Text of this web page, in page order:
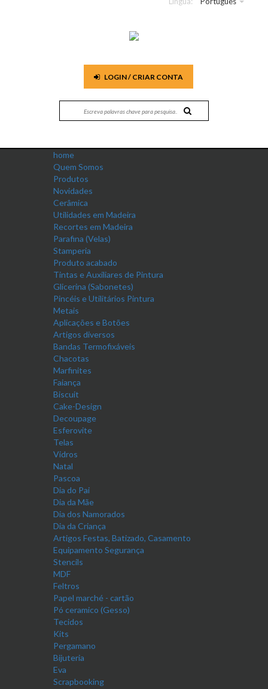
LOGIN / CRIAR CONTA
home
Quem Somos
Produtos
Novidades
Cerâmica
Utilidades em Madeira
Recortes em Madeira
Parafina (Velas)
Stamperia
Produto acabado
Tintas e Auxiliares de Pintura
Glicerina (Sabonetes)
Pincéis e Utilitários Pintura
Metais
Aplicações e Botões
Artigos diversos
Bandas Termofixáveis
Chacotas
Marfinites
Faiança
Biscuit
Cake-Design
Decoupage
Esferovite
Telas
Vidros
Natal
Pascoa
Dia do Pai
Dia da Mãe
Dia dos Namorados
Dia da Criança
Artigos Festas, Batizado, Casamento
Equipamento Segurança
Stencils
MDF
Feltros
Papel marché - cartão
Pó ceramico (Gesso)
Tecidos
Kits
Pergamano
Bijuteria
Eva
Scrapbooking